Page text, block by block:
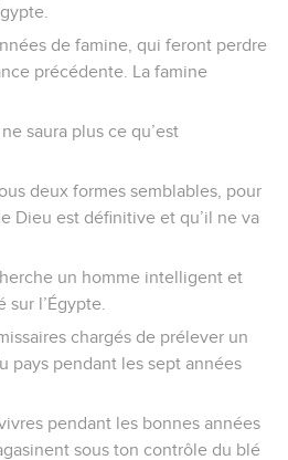
de famine, qui feront perdre
précédente. La famine
saura plus ce qu’est
deux formes semblables, pour
Dieu est définitive et qu’il ne va
un homme intelligent et
l’Égypte.
chargés de prélever un
pays pendant les sept années
pendant les bonnes années
sous ton contrôle du blé